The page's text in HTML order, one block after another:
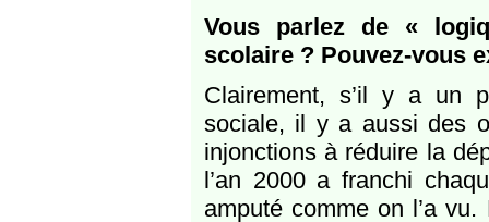
Vous parlez de «
scolaire ? Pouvez-vous
Clairement, s’il y a un
sociale, il y a aussi des
injonctions à réduire la
l’an 2000 a franchi
amputé comme on l’a